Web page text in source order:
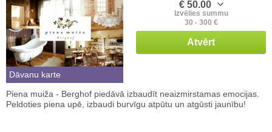
Dāvanu karte
€ 50.00
Izvēlies summu
30 - 300 €
Atvērt
Piena muiža - Berghof piedāvā izbaudīt neaizmirstamas emocijas.
Peldoties piena upē, izbaudi burvīgu atpūtu un atgūsti jaunību!